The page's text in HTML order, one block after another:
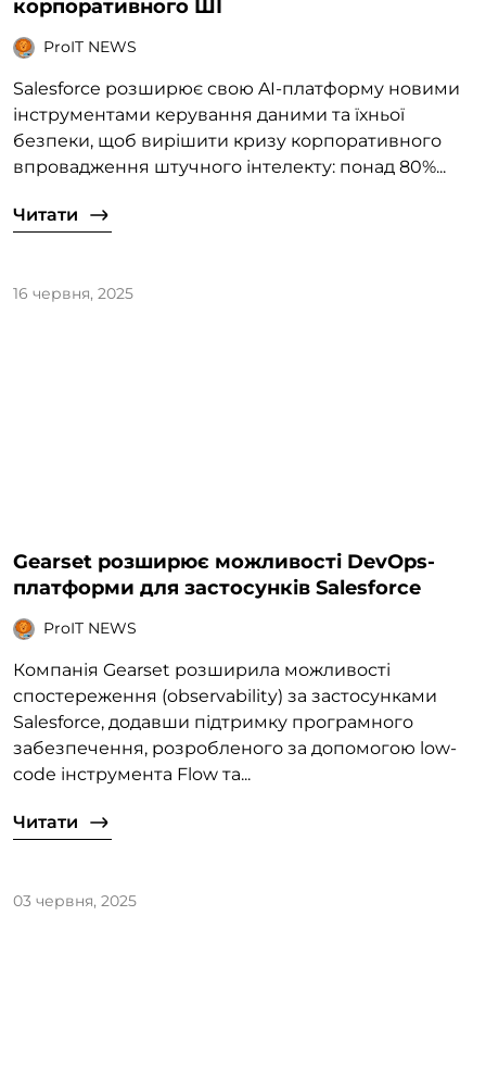
корпоративного ШІ
ProIT NEWS
Salesforce розширює свою AI-платформу новими
інструментами керування даними та їхньої
безпеки, щоб вирішити кризу корпоративного
впровадження штучного інтелекту: понад 80%...
Читати
16 червня, 2025
Gearset розширює можливості DevOps-
платформи для застосунків Salesforce
ProIT NEWS
Компанія Gearset розширила можливості
спостереження (observability) за застосунками
Salesforce, додавши підтримку програмного
забезпечення, розробленого за допомогою low-
code інструмента Flow та...
Читати
03 червня, 2025